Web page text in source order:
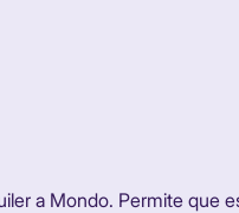
a Mondo. Permite que